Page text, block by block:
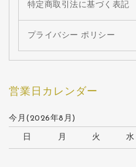
特定商取引法に基づく表記
プライバシー ポリシー
営業日カレンダー
今月(2026年8月)
日 月 火 水